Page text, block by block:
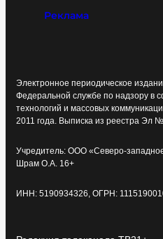
Реклама
Электронное периодическое
Федеральной службе по надзору в
технологий и массовых
2011 года. Выписка из реестра Эл
Учредитель: ООО «Северо-
Шрам О.А. 16+
ИНН: 5190934326, ОГРН: